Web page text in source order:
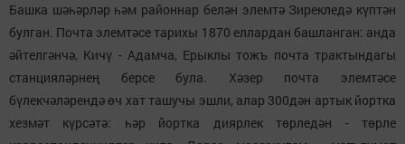
Башка шәһәрләр һәм районнар белән элемтә Зирекледә күптән
булган. Почта элемтәсе тарихы 1870 еллардан башланган: анда
әйтелгәнчә, Кичү - Адамча, Ерыклы тожъ почта трактындагы
станцияләрнең берсе була. Хәзер почта элемтәсе
бүлекчәләрендә өч хат ташучы эшли, алар 300дән артык йортка
хезмәт күрсәтә: һәр йортка диярлек төрледән - төрле